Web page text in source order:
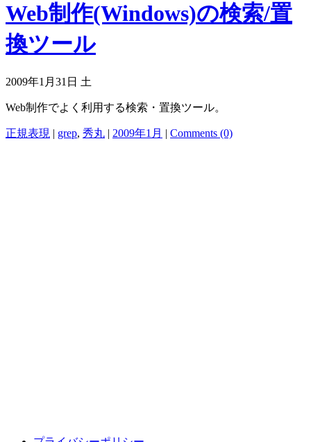
Web制作(Windows)の検索/置
換ツール
2009年1月31日 土
Web制作でよく利用する検索・置換ツール。
正規表現 | grep, 秀丸 | 2009年1月 | Comments (0)